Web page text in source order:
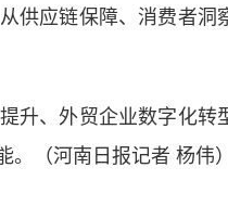
供应链保障、消费者洞
、外贸企业数字化转
（河南日报记者 杨伟）